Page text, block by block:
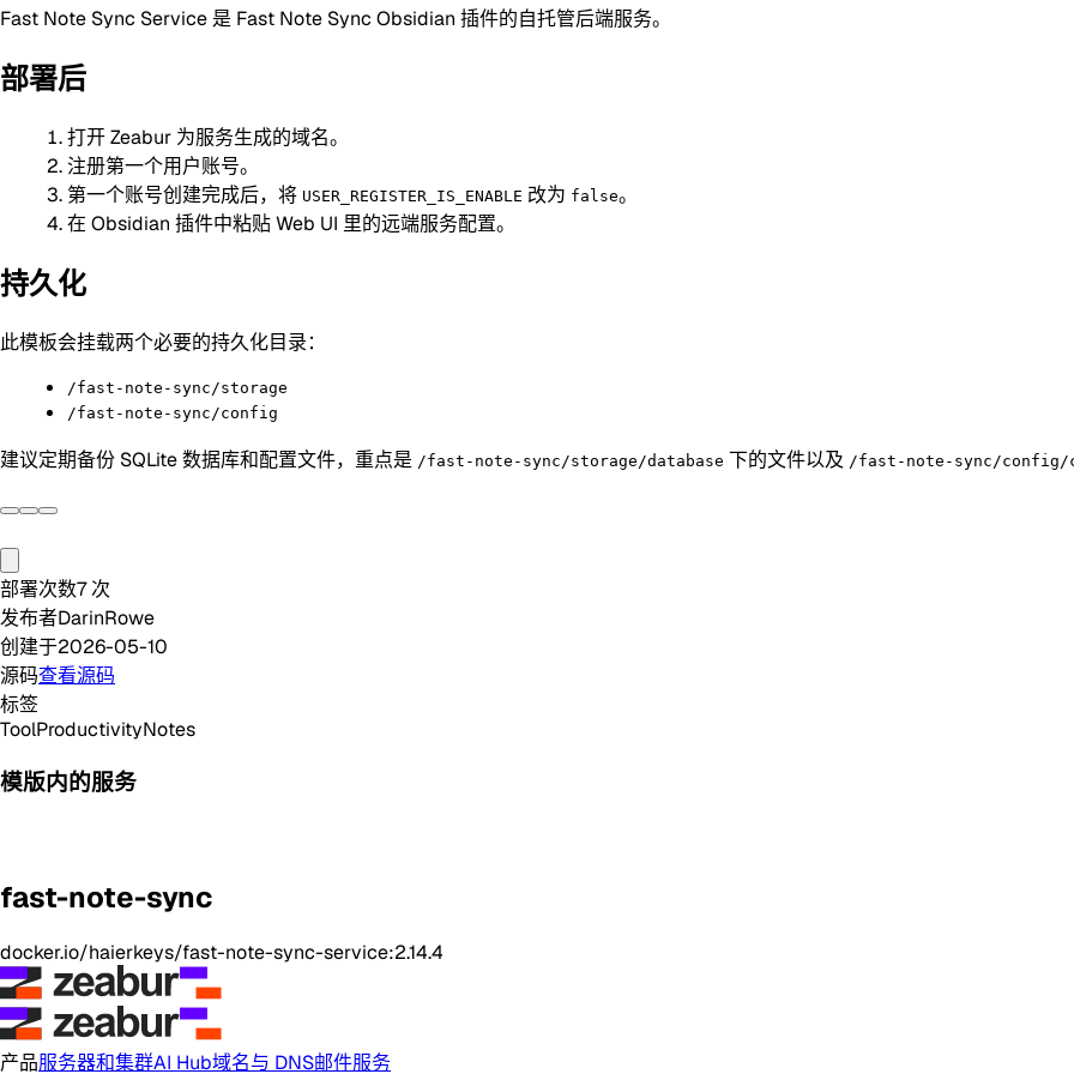
Fast Note Sync Service 是 Fast Note Sync Obsidian 插件的自托管后端服务。
部署后
打开 Zeabur 为服务生成的域名。
注册第一个用户账号。
第一个账号创建完成后，将 USER_REGISTER_IS_ENABLE 改为 false。
在 Obsidian 插件中粘贴 Web UI 里的远端服务配置。
持久化
此模板会挂载两个必要的持久化目录：
/fast-note-sync/storage
/fast-note-sync/config
建议定期备份 SQLite 数据库和配置文件，重点是 /fast-note-sync/storage/database 下的文件以及 /fast-note-sync/config/
部署次数7 次
发布者DarinRowe
创建于2026-05-10
源码查看源码
标签
ToolProductivityNotes
模版内的服务
fast-note-sync
docker.io/haierkeys/fast-note-sync-service:2.14.4
产品服务器和集群AI Hub域名与 DNS邮件服务